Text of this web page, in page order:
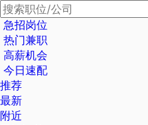
急招岗位
热门兼职
高薪机会
今日速配
推荐
最新
附近